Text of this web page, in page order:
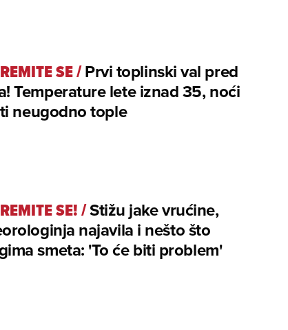
SE/Prvi toplinski val pred
Temperature lete iznad 35, noći
neugodno tople
SE!/Stižu jake vrućine,
najavila i nešto što
smeta: 'To će biti problem'